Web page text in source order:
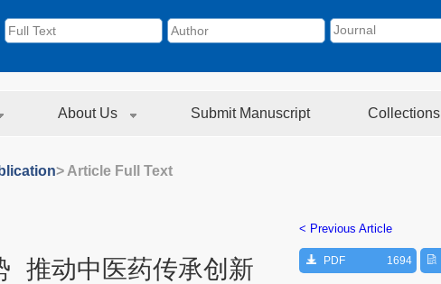
About Us Submit Manuscript Collections
> Article Full Text
推动中医药传承创新
< Previous Article
PDF 1694